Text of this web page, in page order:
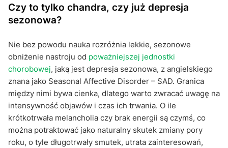
Czy to tylko chandra, czy już depresja
sezonowa?
Nie bez powodu nauka rozróżnia lekkie, sezonowe
obniżenie nastroju od poważniejszej jednostki
chorobowej, jaką jest depresja sezonowa, z angielskiego
znana jako Seasonal Affective Disorder – SAD. Granica
między nimi bywa cienka, dlatego warto zwracać uwagę na
intensywność objawów i czas ich trwania. O ile
krótkotrwała melancholia czy brak energii są czymś, co
można potraktować jako naturalny skutek zmiany pory
roku, o tyle długotrwały smutek, utrata zainteresowań,